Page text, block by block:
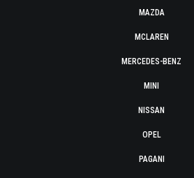
MAZDA
MCLAREN
MERCEDES-BENZ
MINI
NISSAN
OPEL
PAGANI